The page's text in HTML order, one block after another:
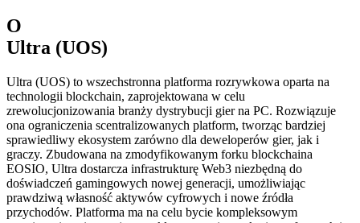
O
Ultra (UOS)
Ultra (UOS) to wszechstronna platforma rozrywkowa oparta na
technologii blockchain, zaprojektowana w celu
zrewolucjonizowania branży dystrybucji gier na PC. Rozwiązuje
ona ograniczenia scentralizowanych platform, tworząc bardziej
sprawiedliwy ekosystem zarówno dla deweloperów gier, jak i
graczy. Zbudowana na zmodyfikowanym forku blockchaina
EOSIO, Ultra dostarcza infrastrukturę Web3 niezbędną do
doświadczeń gamingowych nowej generacji, umożliwiając
prawdziwą własność aktywów cyfrowych i nowe źródła
przychodów. Platforma ma na celu bycie kompleksowym